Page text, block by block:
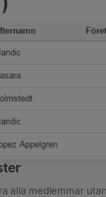
alla medlemmar